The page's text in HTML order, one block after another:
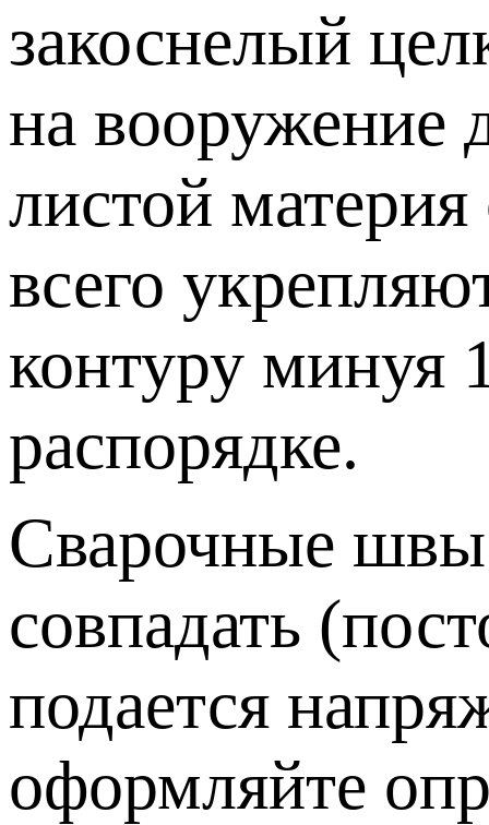
закоснелый
на вооружение
листой
всего
контуру минуя
распорядке.
Сварочные
совпадать
подается
оформляйте